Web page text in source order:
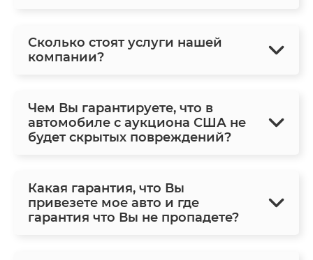
Сколько стоят услуги нашей
компании?
Чем Вы гарантируете, что в
автомобиле с аукциона США не
будет скрытых повреждений?
Какая гарантия, что Вы
привезете мое авто и где
гарантия что Вы не пропадете?